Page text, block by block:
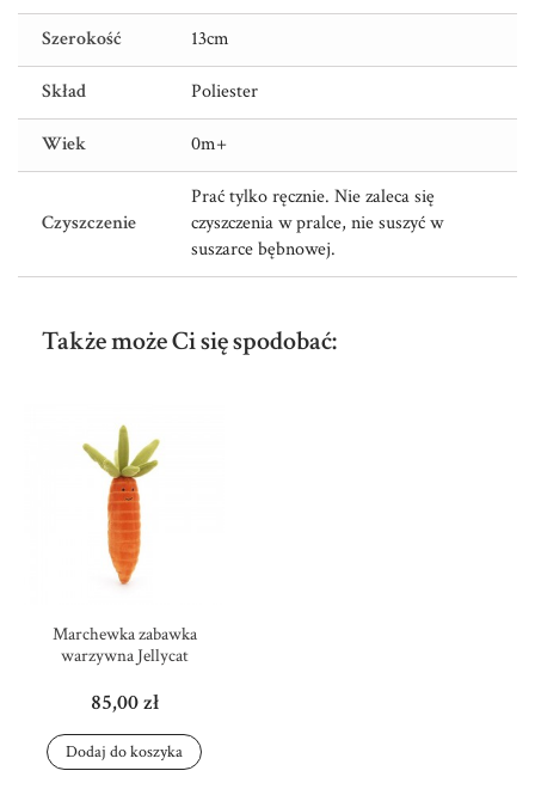
Szerokość 13cm
Skład Poliester
Wiek 0m+
Czyszczenie
Prać tylko ręcznie. Nie zaleca się
czyszczenia w pralce, nie suszyć w
suszarce bębnowej.
Także może Ci się spodobać:
Marchewka zabawka
warzywna Jellycat
85,00 zł
Dodaj do koszyka